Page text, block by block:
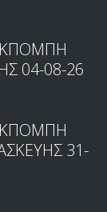
04-08-26
31-